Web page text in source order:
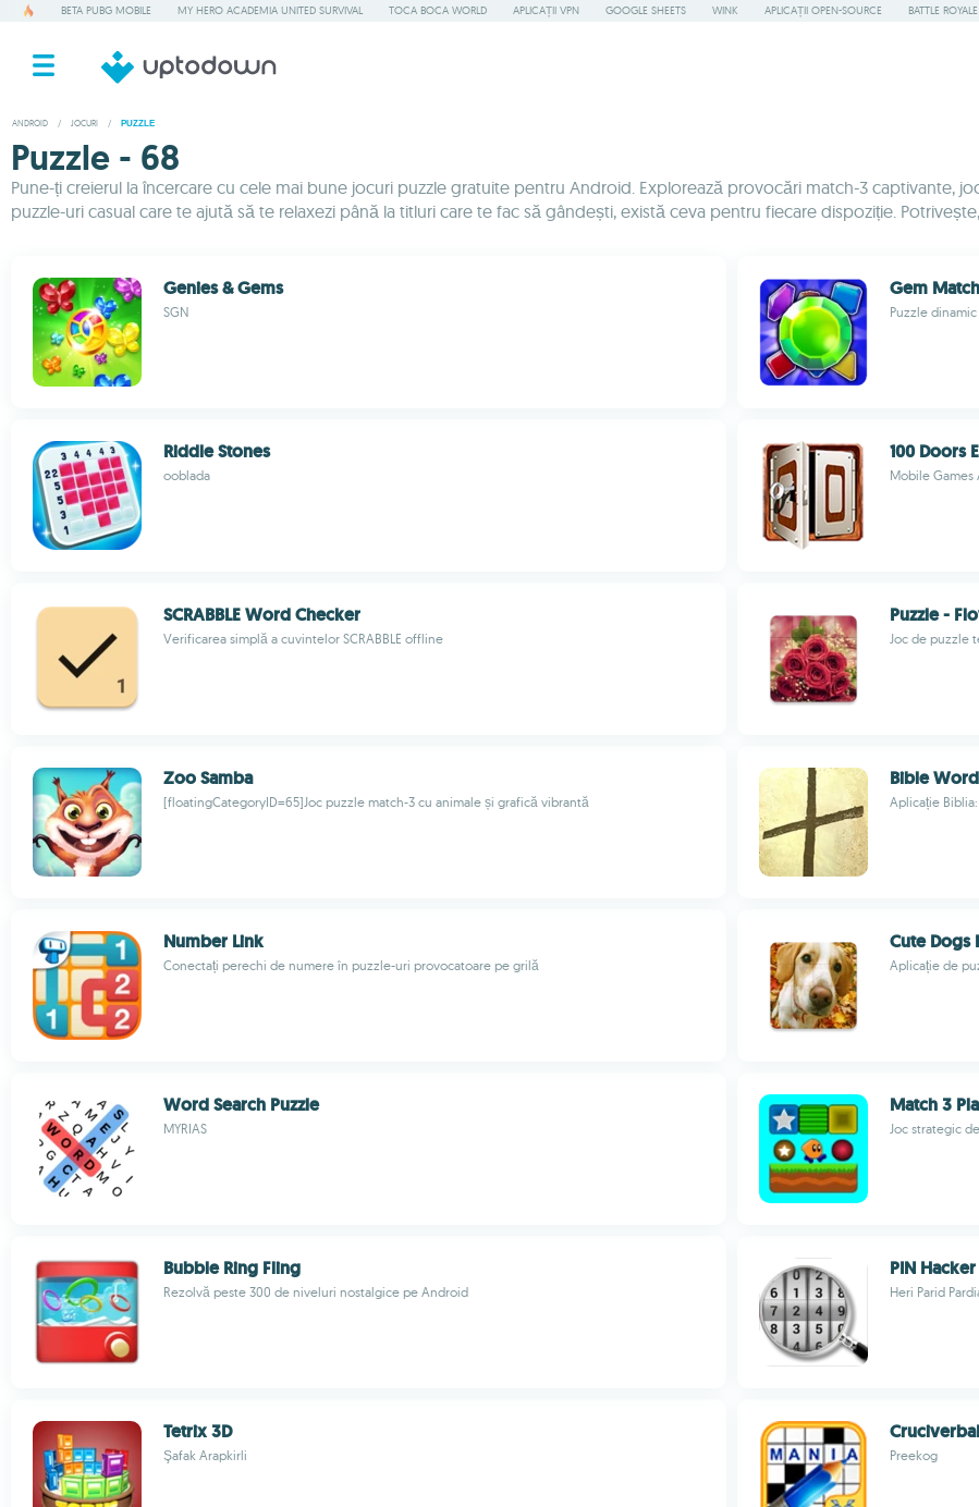
BETA PUBG MOBILE MY HERO ACADEMIA UNITED SURVIVAL TOCA BOCA WORLD APLICAȚII VPN GOOGLE SHEETS WINK APLICAȚII OPEN-SOURCE BATTLE
ANDROID / JOCURI / PUZZLE
Puzzle - 68
Pune-ți creierul la încercare cu cele mai bune jocuri puzzle gratuite pentru Android. Explorează provocări match-3 captivante,
puzzle-uri casual care te ajută să te relaxezi până la titluri care te fac să gândești, există ceva pentru fiecare dispoziție.
Genies & Gems
SGN
Gem Match
Puzzle
Riddle Stones
ooblada
100 Doors
Mobile Games
SCRABBLE Word Checker
Verificarea simplă a cuvintelor SCRABBLE offline
Puzzle -
Joc de puzzle
Zoo Samba
[floatingCategoryID=65]Joc puzzle match-3 cu animale și grafică vibrantă
Bible
Aplicație
Number Link
Conectați perechi de numere în puzzle-uri provocatoare pe grilă
Cute Dogs
Aplicație de
Word Search Puzzle
MYRIAS
Match 3
Joc strategic
Bubble Ring Fling
Rezolvă peste 300 de niveluri nostalgice pe Android
PIN Hacker
Heri Parid
Tetrix 3D
Şafak Arapkirli Preekog